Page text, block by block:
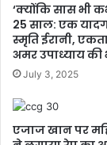
‘क्योंकि सास भी
25 साल: एक
स्मृति ईरानी,
अमर उपाध्याय की
July 3, 2025
एजाज खान पर